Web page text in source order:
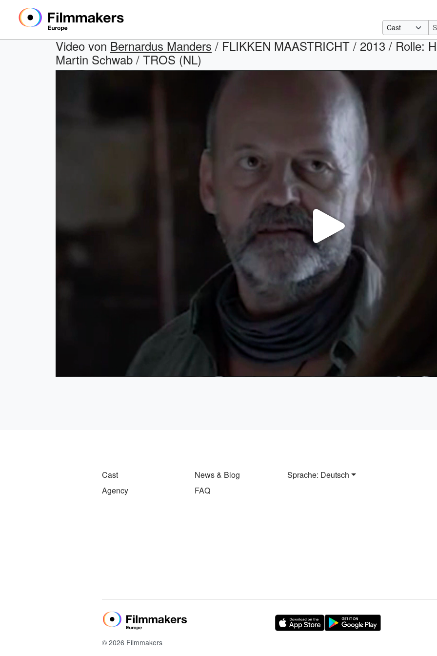
Video von Bernardus Manders / FLIKKEN MAASTRICHT / 2013 / Rolle:
Martin Schwab / TROS (NL)
Video
Cast
Agency
News & Blog
FAQ
Sprache: Deutsch
© 2026 Filmmakers